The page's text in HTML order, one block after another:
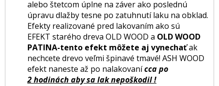
alebo štetcom úplne na záver ako poslednú
úpravu dlažby tesne po zatuhnutí laku na obklad.
Efekty realizované pred lakovaním ako sú
EFEKT starého dreva OLD WOOD a OLD WOOD
PATINA-tento efekt môžete aj vynechaťak
nechcete drevo veľmi špinavé tmavé! ASH WOOD
efekt naneste až po nalakovanícca po
2 hodinách aby sa lak nepoškodil !